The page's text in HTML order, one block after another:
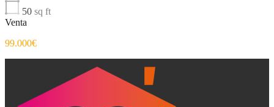
50 sq ft
Venta
99.000€